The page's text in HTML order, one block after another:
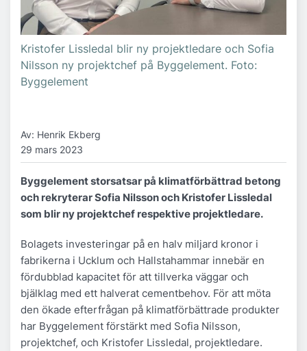
Kristofer Lissledal blir ny projektledare och Sofia
Nilsson ny projektchef på Byggelement. Foto:
Byggelement
Av: Henrik Ekberg
29 mars 2023
Byggelement storsatsar på klimatförbättrad betong
och rekryterar Sofia Nilsson och Kristofer Lissledal
som blir ny projektchef respektive projektledare.
Bolagets investeringar på en halv miljard kronor i
fabrikerna i Ucklum och Hallstahammar innebär en
fördubblad kapacitet för att tillverka väggar och
bjälklag med ett halverat cementbehov. För att möta
den ökade efterfrågan på klimatförbättrade produkter
har Byggelement förstärkt med Sofia Nilsson,
projektchef, och Kristofer Lissledal, projektledare.